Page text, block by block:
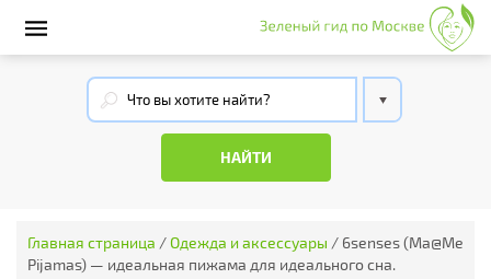
Главная страница /Одежда и аксессуары / 6senses (Ma@Me
Pijamas) — идеальная пижама для идеального сна.